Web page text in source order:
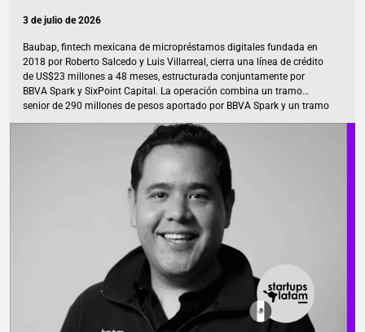
3 de julio de 2026
Baubap, fintech mexicana de micropréstamos digitales fundada en
2018 por Roberto Salcedo y Luis Villarreal, cierra una línea de crédito
de US$23 millones a 48 meses, estructurada conjuntamente por
BBVA Spark y SixPoint Capital. La operación combina un tramo
senior de 290 millones de pesos aportado por BBVA Spark y un tramo
mezzanine complementario de SixPoint Capital, fondo de crédito
privado especializado en mercados emergentes. El acuerdo marca un
hito para la compañía: es la primera vez que opera con toda su
estructura de financiamiento en pesos mexicanos, lo que fortalece su
crecimiento sostenible y reduce su exposición cambiaria. Ambos